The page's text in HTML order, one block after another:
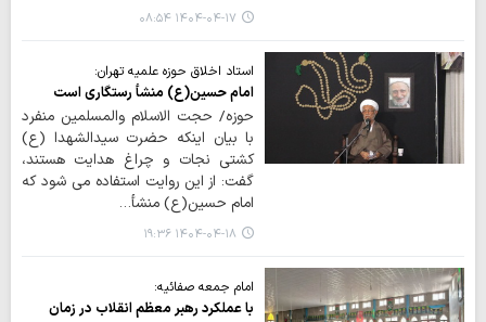
۱۴۰۴-۰۴-۱۷ ۰۸:۵۴
استاد اخلاق حوزه علمیه تهران:
امام حسین(ع) منشأ رستگاری است
حوزه/ حجت الاسلام والمسلمین منفرد
با بیان اینکه حضرت سیدالشهدا (ع)
کشتی نجات و چراغ هدایت هستند،
گفت: از این روایت استفاده می شود که
امام حسین(ع) منشأ…
۱۴۰۴-۰۴-۱۸ ۱۹:۳۶
امام جمعه صفائیه:
با عملکرد رهبر معظم انقلاب در زمان